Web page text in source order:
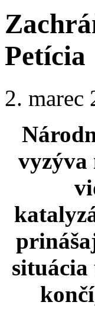
Petícia
2. marec
vyzýva
situácia